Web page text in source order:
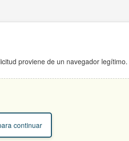
proviene de un navegador legítimo.
continuar